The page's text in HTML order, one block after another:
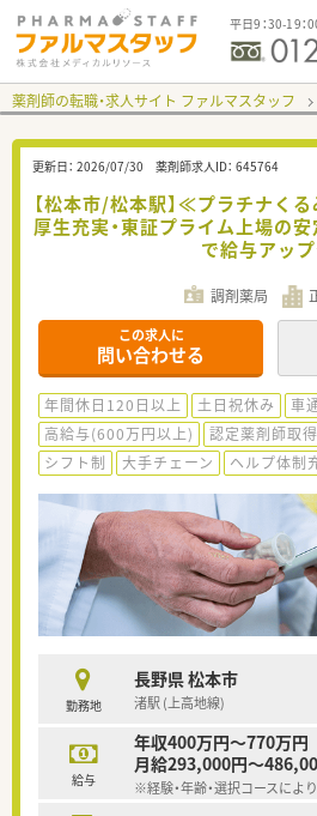
平日9：30-19：
薬剤師の転職・求人サイト ファルマスタッフ
更新日： 2026/07/30 薬剤師求人ID： 645764
【松本市/松本駅】≪プラチナく
厚生充実・東証プライム上場の
で給与アッ
調剤薬局
この求人に
問い合わせる
年間休日120日以上 土日祝休み
車
高給与(600万円以上)
認定薬剤師取
シフト制
大手チェーン ヘルプ体制
勤務地
長野県 松本市
渚駅 (上高地線)
給与
年収400万円～770万円
月給293,000円～
※経験・年齢・選択コースによ